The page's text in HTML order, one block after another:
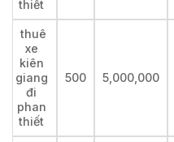
thiết
thuê
xe
kiên
giang
đi
phan
thiết
500 5,000,000